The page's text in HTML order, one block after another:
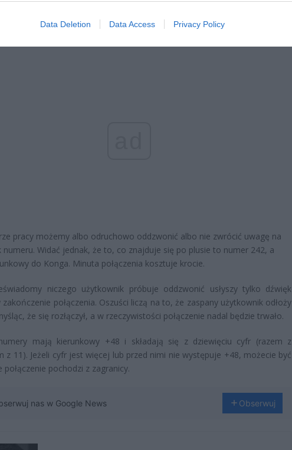
Data Deletion Data Access Privacy Policy
2026 19:14
pracy możemy albo odruchowo oddzwonić albo nie zwrócić uwagę na
numeru. Widać jednak, że to, co znajduje się po plusie to numer 242, a
do Konga. Minuta połączenia kosztuje krocie.
niczego użytkownik próbuje oddzwonić usłyszy tylko dźwięk
połączenia. Oszuści liczą na to, że zaspany użytkownik odłoży
że się rozłączył, a w rzeczywistości połączenie nadal będzie trwało.
mają kierunkowy +48 i składają się z dziewięciu cyfr (razem z
z 11). Jeżeli cyfr jest więcej lub przed nimi nie występuje +48, możecie być
połączenie pochodzi z zagranicy.
nas w Google News Obserwuj